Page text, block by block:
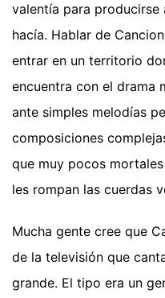
valentía para producirse
hacía. Hablar de
entrar en un territorio
encuentra con el drama
ante simples melodías
composiciones
que muy pocos
les rompan las cuerdas
Mucha gente cree que
de la televisión que
grande. El tipo era un